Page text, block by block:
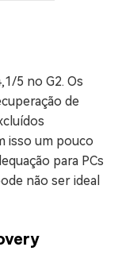
5 no G2. Os
de
isso um pouco
para PCs
não ser ideal